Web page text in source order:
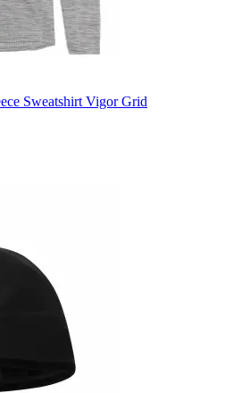
Sweatshirt Vigor Grid